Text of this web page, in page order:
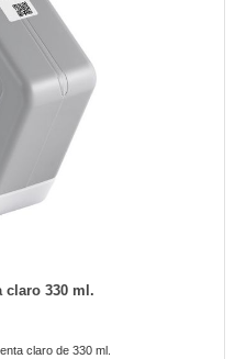
claro 330 ml.
claro de 330 ml.